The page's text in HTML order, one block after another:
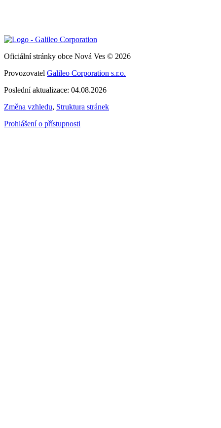
Oficiální stránky obce Nová Ves © 2026
Provozovatel Galileo Corporation s.r.o.
Poslední aktualizace: 04.08.2026
Změna vzhledu, Struktura stránek
Prohlášení o přístupnosti